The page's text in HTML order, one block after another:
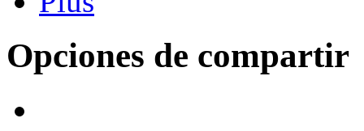
Opciones de compartir